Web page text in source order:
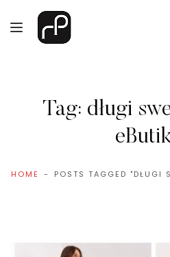
Tag: długi
HOME POSTS TAGGED "DŁUGI